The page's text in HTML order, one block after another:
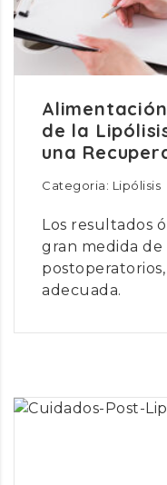
de la
una
Categoria: Lipólisis
Los resultados
gran medida de
adecuada.